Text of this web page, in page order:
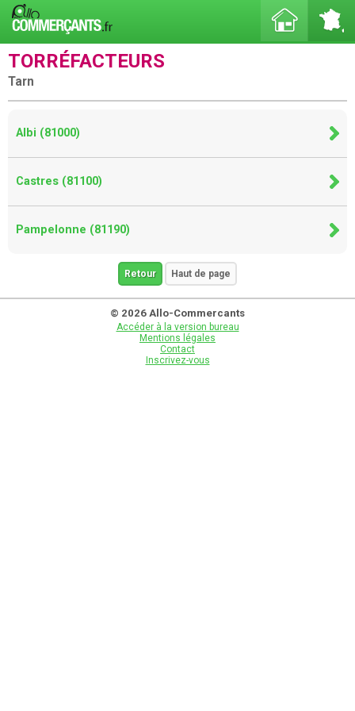
TORRÉFACTEURS
Tarn
Albi (81000)
Castres (81100)
Pampelonne (81190)
Retour Haut de page
© 2026 Allo-Commercants
Accéder à la version bureau
Mentions légales
Contact
Inscrivez-vous